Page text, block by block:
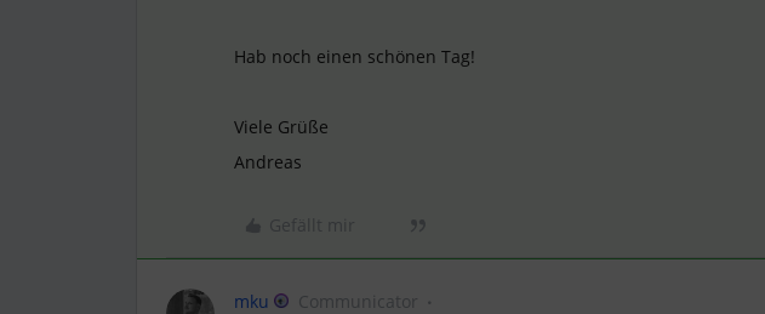
Hab noch einen schönen Tag!
Viele Grüße
Andreas
mku Communicator